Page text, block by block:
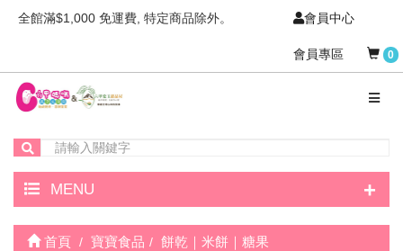
全館滿$1,000 免運費, 特定商品除外。 會員中心
會員專區 0
MENU +
首頁 寶寶食品 餅乾｜米餅｜糖果